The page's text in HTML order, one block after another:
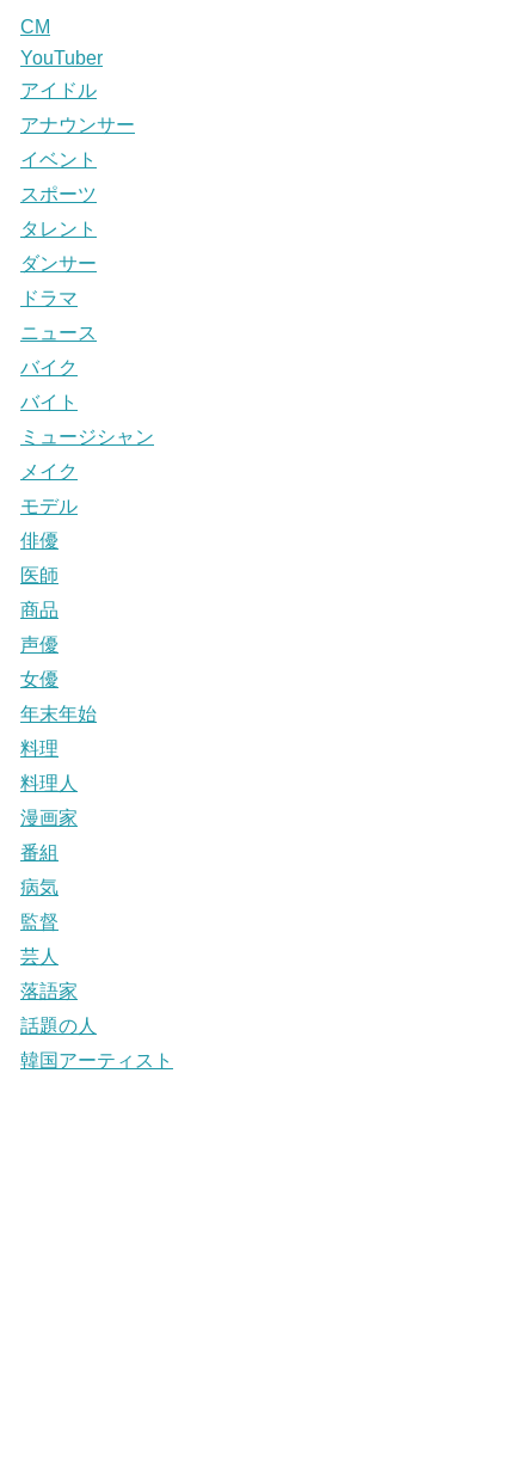
CM
YouTuber
アイドル
アナウンサー
イベント
スポーツ
タレント
ダンサー
ドラマ
ニュース
バイク
バイト
ミュージシャン
メイク
モデル
俳優
医師
商品
声優
女優
年末年始
料理
料理人
漫画家
番組
病気
監督
芸人
落語家
話題の人
韓国アーティスト